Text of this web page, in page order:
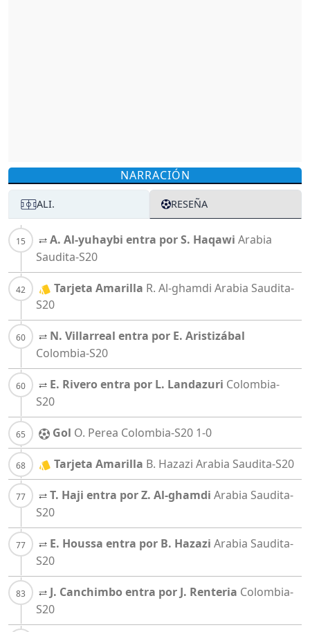
NARRACIÓN
ALI. RESEÑA
A. Al-yuhaybi entra por S. Haqawi Arabia
Saudita-S20
Tarjeta Amarilla R. Al-ghamdi Arabia Saudita-
S20
N. Villarreal entra por E. Aristizábal
Colombia-S20
E. Rivero entra por L. Landazuri Colombia-
S20
Gol O. Perea Colombia-S20 1-0
Tarjeta Amarilla B. Hazazi Arabia Saudita-S20
T. Haji entra por Z. Al-ghamdi Arabia Saudita-
S20
E. Houssa entra por B. Hazazi Arabia Saudita-
S20
J. Canchimbo entra por J. Renteria Colombia-
S20